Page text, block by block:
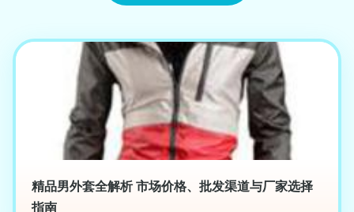
精品男外套全解析 市场价格、批发渠道与厂家选择
指南